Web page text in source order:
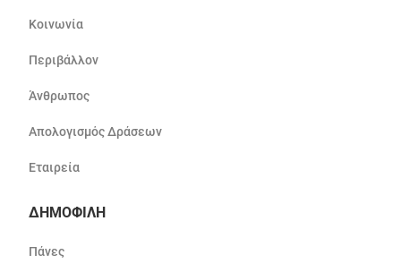
Κοινωνία
Περιβάλλον
Άνθρωπος
Απολογισμός Δράσεων
Εταιρεία
ΔΗΜΟΦΙΛΗ
Πάνες